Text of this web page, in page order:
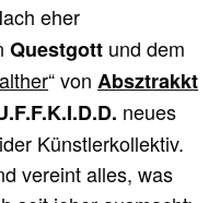
eher
Questgott und dem
“ von Absztrakkt
neues
Künstlerkollektiv.
vereint alles, was